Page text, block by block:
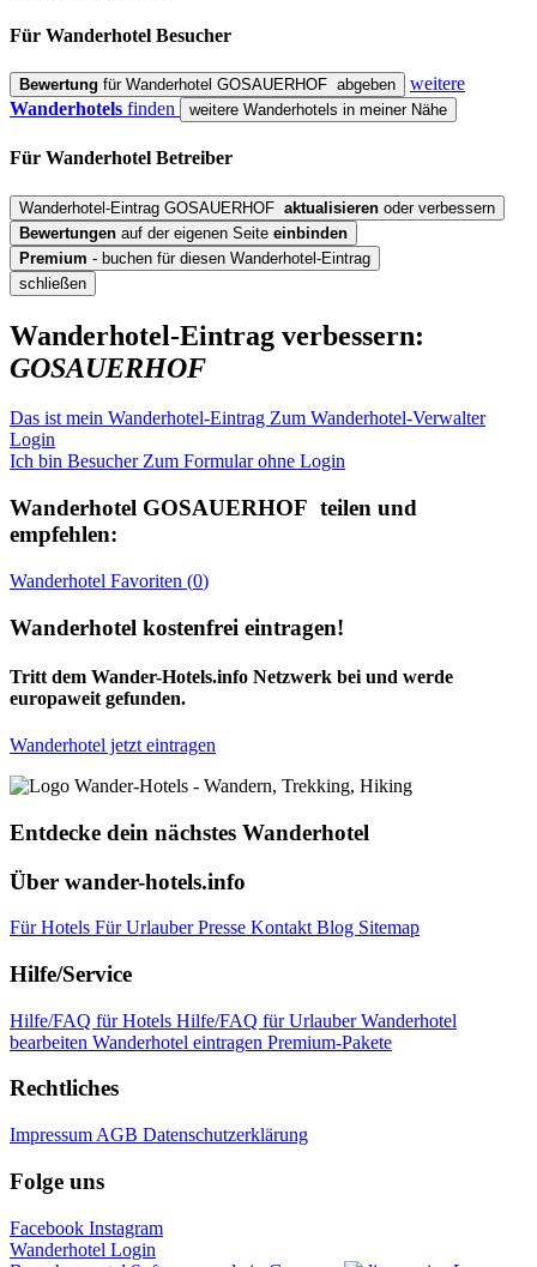
Für Wanderhotel Besucher
Bewertung für Wanderhotel GOSAUERHOF abgeben
weitere
Wanderhotels finden weitere Wanderhotels in meiner Nähe
Für Wanderhotel Betreiber
Wanderhotel-Eintrag GOSAUERHOF aktualisieren oder verbessern
Bewertungen auf der eigenen Seite einbinden
Premium - buchen für diesen Wanderhotel-Eintrag
schließen
Wanderhotel-Eintrag verbessern:
GOSAUERHOF
Das ist mein Wanderhotel-Eintrag Zum Wanderhotel-Verwalter
Login
Ich bin BesucherZum Formular ohne Login
Wanderhotel GOSAUERHOF teilen und
empfehlen:
Wanderhotel Favoriten (0)
Wanderhotel kostenfrei eintragen!
Tritt dem Wander-Hotels.info Netzwerk bei und werde
europaweit gefunden.
Wanderhotel jetzt eintragen
Entdecke dein nächstes Wanderhotel
Über wander-hotels.info
Für Hotels Für UrlauberPresse Kontakt Blog Sitemap
Hilfe/Service
Hilfe/FAQ für Hotels Hilfe/FAQ für UrlauberWanderhotel
bearbeiten Wanderhotel eintragen Premium-Pakete
Rechtliches
Impressum AGB Datenschutzerklärung
Folge uns
Facebook Instagram
Wanderhotel Login